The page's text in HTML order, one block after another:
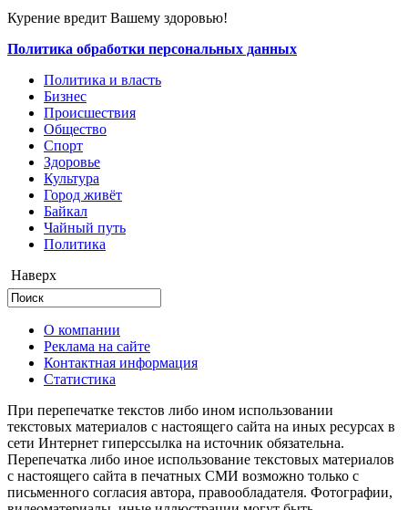
Курение вредит Вашему здоровью!
Политика обработки персональных данных
Политика и власть
Бизнес
Происшествия
Общество
Cпорт
Здоровье
Культура
Город живёт
Байкал
Чайный путь
Политика
Наверх
О компании
Реклама на сайте
Контактная информация
Статистика
При перепечатке текстов либо ином использовании
текстовых материалов с настоящего сайта на иных ресурсах в
сети Интернет гиперссылка на источник обязательна.
Перепечатка либо иное использование текстовых материалов
с настоящего сайта в печатных СМИ возможно только с
письменного согласия автора, правообладателя. Фотографии,